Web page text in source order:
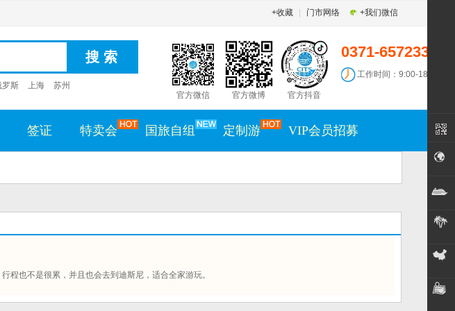
+收藏 门市网络 +我们微信
罗斯 上海 苏州
0371-65723300
工作时间：9:00-18:30
官方抖音
官方微博
官方微信
签证 特卖会 国旅自组 定制游 VIP会员招募
程也不是很累，并且也会去到迪斯尼，适合全家游玩。